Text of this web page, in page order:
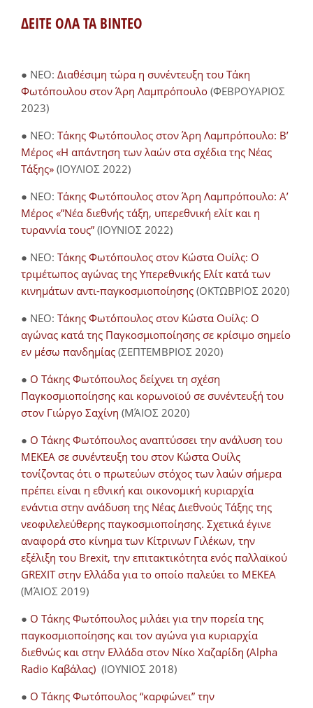
ΔΕΙΤΕ ΟΛΑ ΤΑ ΒΙΝΤΕΟ
● NEO: Διαθέσιμη τώρα η συνέντευξη του Τάκη
Φωτόπουλου στον Άρη Λαμπρόπουλο (ΦΕΒΡΟΥΑΡΙΟΣ
2023)
● NEO: Τάκης Φωτόπουλος στον Άρη Λαμπρόπουλο: Β’
Μέρος «Η απάντηση των λαών στα σχέδια της Νέας
Τάξης» (ΙΟΥΛΙΟΣ 2022)
● NEO: Τάκης Φωτόπουλος στον Άρη Λαμπρόπουλο: Α’
Μέρος «”Νέα διεθνής τάξη, υπερεθνική ελίτ και η
τυραννία τους” (ΙΟΥΝΙΟΣ 2022)
● NEO: Τάκης Φωτόπουλος στον Κώστα Ουίλς: Ο
τριμέτωπος αγώνας της Υπερεθνικής Ελίτ κατά των
κινημάτων αντι-παγκοσμιοποίησης (ΟΚΤΩΒΡΙΟΣ 2020)
● NEO: Τάκης Φωτόπουλος στον Κώστα Ουίλς: Ο
αγώνας κατά της Παγκοσμιοποίησης σε κρίσιμο σημείο
εν μέσω πανδημίας (ΣΕΠΤΕΜΒΡΙΟΣ 2020)
● Ο Τάκης Φωτόπουλος δείχνει τη σχέση
Παγκοσμιοποίησης και κορωνοϊού σε συνέντευξή του
στον Γιώργο Σαχίνη (ΜΆΙΟΣ 2020)
● O Τάκης Φωτόπουλος αναπτύσσει την ανάλυση του
ΜΕΚΕΑ σε συνέντευξη του στον Κώστα Ουίλς
τονίζοντας ότι ο πρωτεύων στόχος των λαών σήμερα
πρέπει είναι η εθνική και οικονομική κυριαρχία
ενάντια στην ανάδυση της Νέας Διεθνούς Τάξης της
νεοφιλελεύθερης παγκοσμιοποίησης. Σχετικά έγινε
αναφορά στο κίνημα των Κίτρινων Γιλέκων, την
εξέλιξη του Brexit, την επιτακτικότητα ενός παλλαϊκού
GREXIT στην Ελλάδα για το οποίο παλεύει το ΜΕΚΕΑ
(ΜΆΙΟΣ 2019)
● Ο Τάκης Φωτόπουλος μιλάει για την πορεία της
παγκοσμιοποίησης και τον αγώνα για κυριαρχία
διεθνώς και στην Ελλάδα στον Νίκο Χαζαρίδη (Alpha
Radio Καβάλας) (ΙΟΥΝΙΟΣ 2018)
● Ο Τάκης Φωτόπουλος “καρφώνει” την